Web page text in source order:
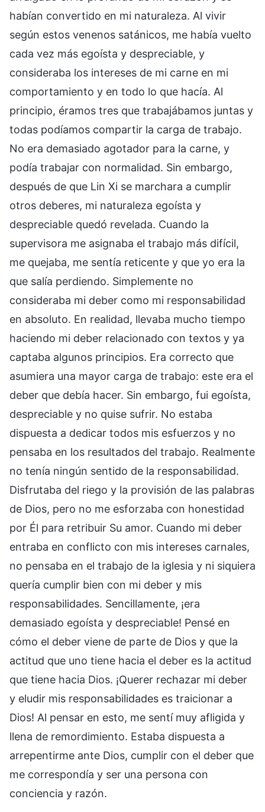
habían convertido en mi naturaleza. Al vivir
según estos venenos satánicos, me había vuelto
cada vez más egoísta y despreciable, y
consideraba los intereses de mi carne en mi
comportamiento y en todo lo que hacía. Al
principio, éramos tres que trabajábamos juntas y
todas podíamos compartir la carga de trabajo.
No era demasiado agotador para la carne, y
podía trabajar con normalidad. Sin embargo,
después de que Lin Xi se marchara a cumplir
otros deberes, mi naturaleza egoísta y
despreciable quedó revelada. Cuando la
supervisora me asignaba el trabajo más difícil,
me quejaba, me sentía reticente y que yo era la
que salía perdiendo. Simplemente no
consideraba mi deber como mi responsabilidad
en absoluto. En realidad, llevaba mucho tiempo
haciendo mi deber relacionado con textos y ya
captaba algunos principios. Era correcto que
asumiera una mayor carga de trabajo: este era el
deber que debía hacer. Sin embargo, fui egoísta,
despreciable y no quise sufrir. No estaba
dispuesta a dedicar todos mis esfuerzos y no
pensaba en los resultados del trabajo. Realmente
no tenía ningún sentido de la responsabilidad.
Disfrutaba del riego y la provisión de las palabras
de Dios, pero no me esforzaba con honestidad
por Él para retribuir Su amor. Cuando mi deber
entraba en conflicto con mis intereses carnales,
no pensaba en el trabajo de la iglesia y ni siquiera
quería cumplir bien con mi deber y mis
responsabilidades. Sencillamente, ¡era
demasiado egoísta y despreciable! Pensé en
cómo el deber viene de parte de Dios y que la
actitud que uno tiene hacia el deber es la actitud
que tiene hacia Dios. ¡Querer rechazar mi deber
y eludir mis responsabilidades es traicionar a
Dios! Al pensar en esto, me sentí muy afligida y
llena de remordimiento. Estaba dispuesta a
arrepentirme ante Dios, cumplir con el deber que
me correspondía y ser una persona con
conciencia y razón.